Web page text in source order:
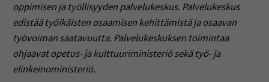
oppimisen ja työllisyyden palvelukeskus. Palvelukeskus
edistää työikäisten osaamisen kehittämistä ja osaavan
työvoiman saatavuutta. Palvelukeskuksen toimintaa
ohjaavat opetus- ja kulttuuriministeriö sekä työ- ja
elinkeinoministeriö.